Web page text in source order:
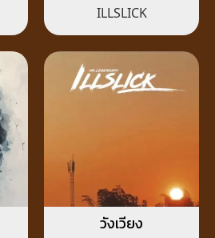
ILLSLICK
วังเวียง